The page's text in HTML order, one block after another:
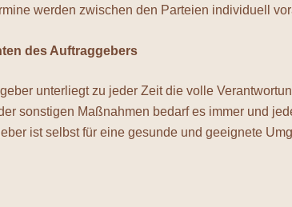
werden zwischen den Parteien individuell
des Auftraggebers
unterliegt zu jeder Zeit die volle
sonstigen Maßnahmen bedarf es immer und
ist selbst für eine gesunde und geeignete